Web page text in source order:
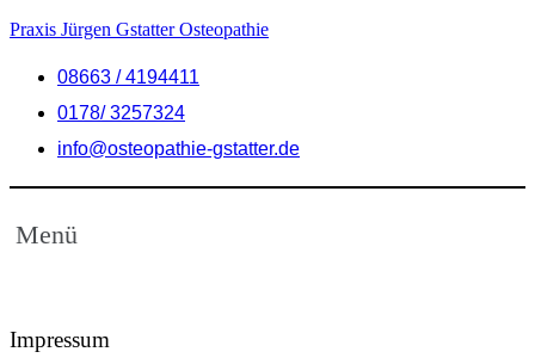
Praxis Jürgen Gstatter Osteopathie
08663 / 4194411
0178/ 3257324
info@osteopathie-gstatter.de
Menü
Impressum